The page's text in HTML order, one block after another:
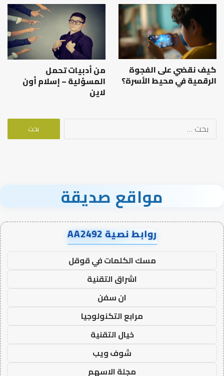
كيف نقضي على الفجوة
الرقمية في محيط الأسرة؟
من أدبيات تحمل
المسؤلية – إسلام أون
لاين
البحث
مواقع صديقة
روابط نصية AA2492
مسك الكلمات في قوقل
اشراق التقنية
ان سفن
مرابع التكنولوجيا
خيال التقنية
شوف ويب
مجلة الاسهم